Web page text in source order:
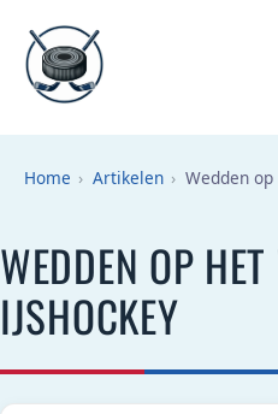
Home Artikelen Wedden op
WEDDEN OP
IJSHOCKEY